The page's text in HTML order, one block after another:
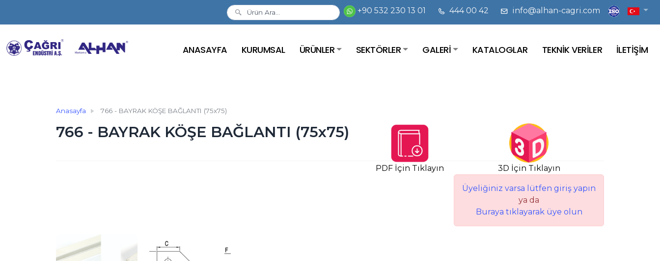
+90 532 230 13 01 444 00 42 info@alhan-cagri.com
ANASAYFA KURUMSAL ÜRÜNLER SEKTÖRLER GALERİ KATALOGLAR TEKNİK VERİLER İLETİŞİM
Anasayfa 766 - BAYRAK KÖŞE BAĞLANTI (75x75)
3D İçin Tıklayın
Üyeliğiniz varsa lütfen giriş yapın
ya da
Buraya tıklayarak üye olun
PDF İçin Tıklayın
766 - BAYRAK KÖŞE BAĞLANTI (75x75)